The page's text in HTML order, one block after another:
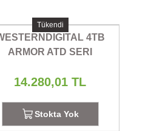
Tükendi
4TB
ARMOR ATD SERI
14.280,01 TL
Stokta Yok